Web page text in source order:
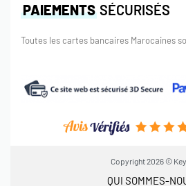
PAIEMENTS SÉCURISÉS
Toutes les cartes bancaires Marocaines
Copyright 2026 ©
QUI SOMMES-